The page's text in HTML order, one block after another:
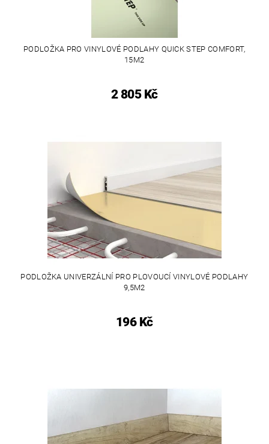
PODLOŽKA PRO VINYLOVÉ PODLAHY QUICK STEP COMFORT,
15M2
2 805 Kč
PODLOŽKA UNIVERZÁLNÍ PRO PLOVOUCÍ VINYLOVÉ PODLAHY
9,5M2
196 Kč